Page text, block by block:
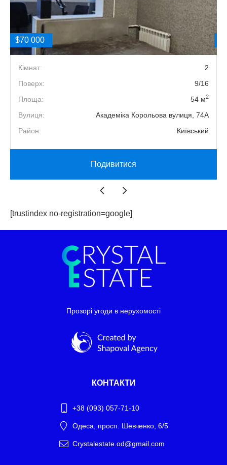
$70 000
Кімнат:
2
Поверх:
9/16
Площа:
54 м2
Вулиця:
Академіка Корольова вулиця, 74А
Район:
Київський
Подивитися
[trustindex no-registration=google]
Прозорі угоди в нерухомості
КОНТАКТИ
+38 (093) 057-71-10
Одеса, просп. Шевченко, 6/5
Crystalestate.od@gmail.com